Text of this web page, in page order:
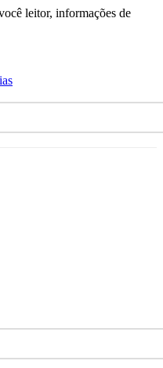
leitor, informações de